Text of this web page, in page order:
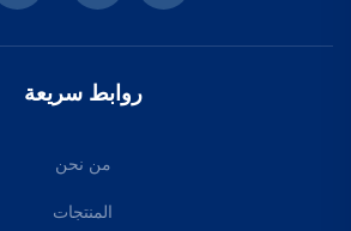
روابط سريعة
من نحن
المنتجات